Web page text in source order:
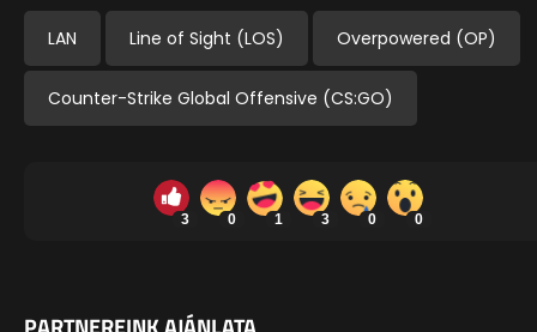
LAN Line of Sight (LOS) Overpowered (OP)
Counter-Strike Global Offensive (CS:GO)
3 0 1 3 0 0